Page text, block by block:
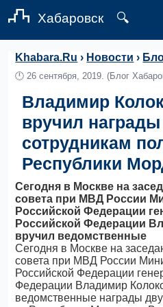
Хабаровск 🔍
Khabara.Ru › Новости ›
🕛26 сентября, 2019. (Блог
Владимир
вручил
сотрудникам
Республики
Сегодня в Москве на
совета при МВД России
Российской Федерации
Российской Федерации
вручил ведомственные
Сегодня в Москве на
совета при МВД России
Российской Федерации
Федерации Владимир
ведомственные награды